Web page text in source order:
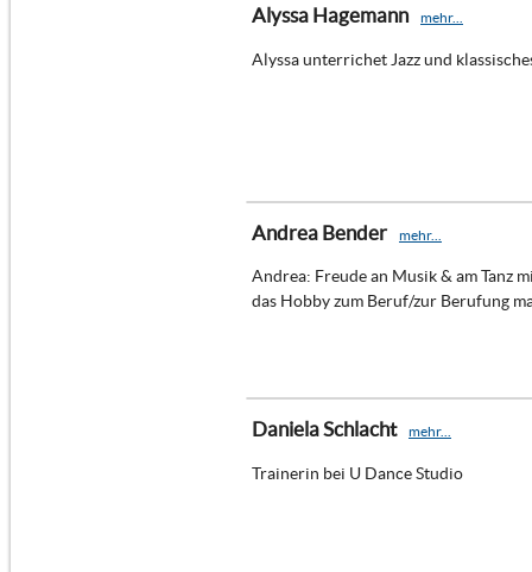
Alyssa Hagemann mehr...
Alyssa unterrichet Jazz und
Andrea Bender mehr...
Andrea: Freude an Musik & am Tanz
das Hobby zum Beruf/zur Berufung
Daniela Schlacht mehr...
Trainerin bei U Dance Studio